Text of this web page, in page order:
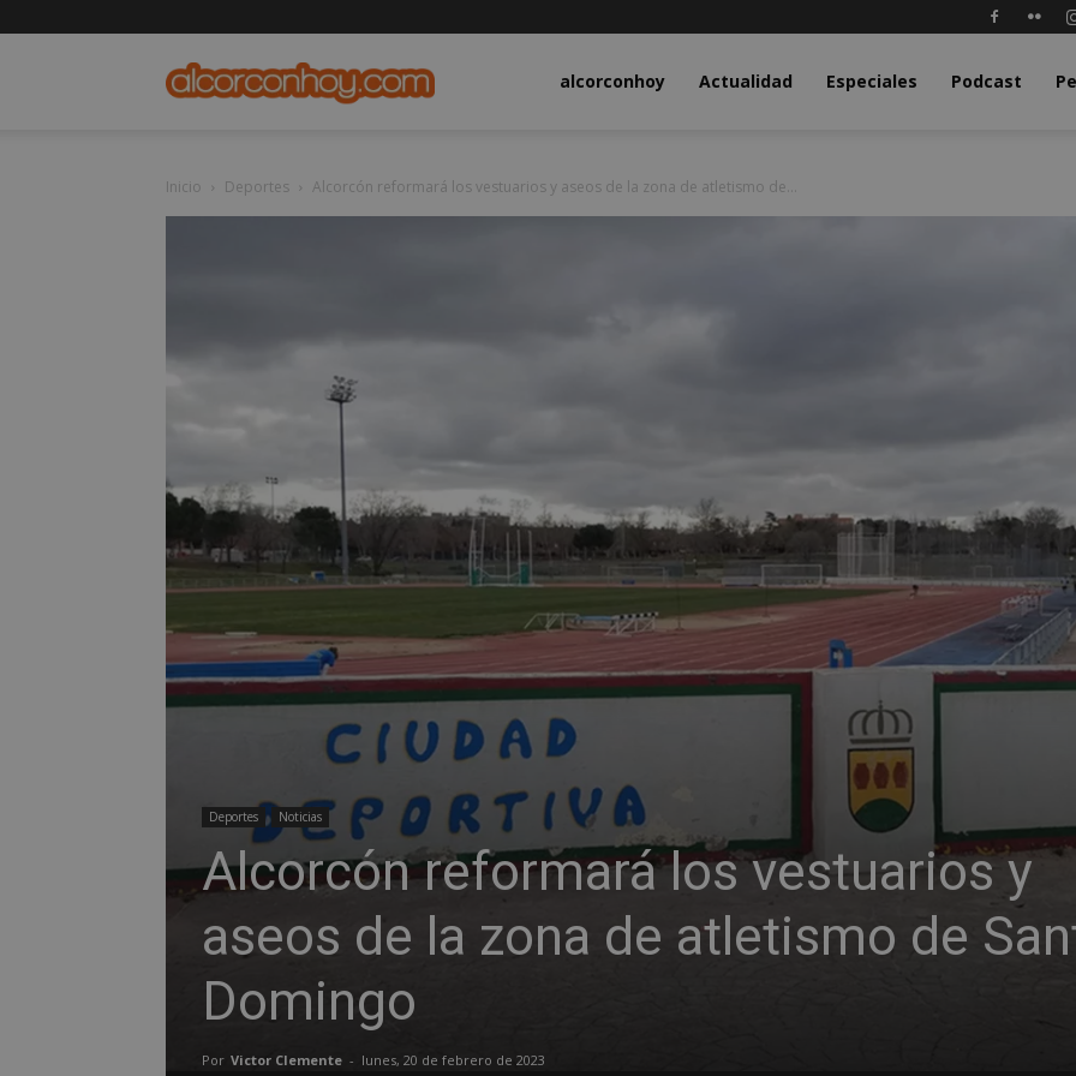
alcorconhoy.comalcorconhoy Actualidad Especiales Podcast
Inicio Deportes Alcorcón reformará los vestuarios y aseos de la zona de atletismo de...
Deportes Noticias
Alcorcón reformará los vestuarios y
aseos de la zona de atletismo de
Domingo
Por Victor Clemente - lunes, 20 de febrero de 2023